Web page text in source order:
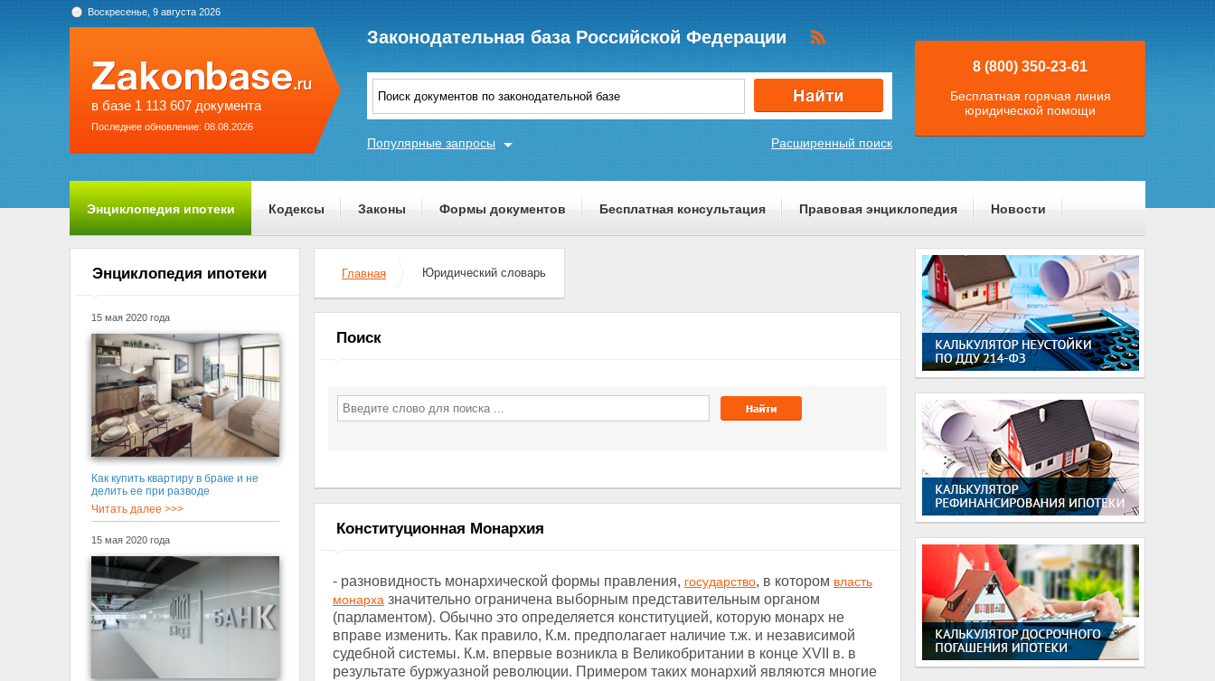
Воскресенье, 9 августа 2026
в базе 1 113 607 документа
Последнее обновление: 08.08.2026
Законодательная база Российской Федерации
Расширенный поиск
Популярные запросы
8 (800) 350-23-61
Бесплатная горячая линия
юридической помощи
Энциклопедия ипотеки Кодексы Законы Формы документов Бесплатная консультация Правовая энциклопедия Новости
О проекте
Энциклопедия ипотеки
15 мая 2020 года
Как купить квартиру в браке и не
делить ее при разводе
Читать далее >>>
15 мая 2020 года
Главная Юридический словарь
Поиск
Конституционная Монархия
- разновидность монархической формы правления, государство, в котором власть
монарха значительно ограничена выборным представительным органом
(парламентом). Обычно это определяется конституцией, которую монарх не
вправе изменить. Как правило, К.м. предполагает наличие т.ж. и независимой
судебной системы. К.м. впервые возникла в Великобритании в конце XVII в. в
результате буржуазной революции. Примером таких монархий являются многие